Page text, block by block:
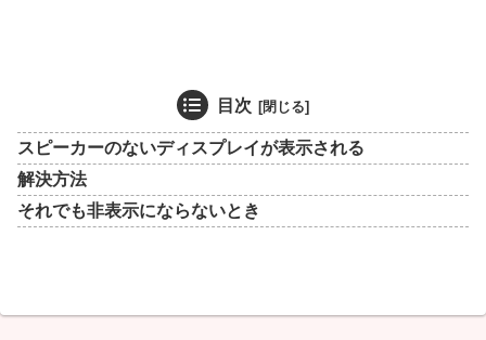
目次
スピーカーのないディスプレイが表示される
解決方法
それでも非表示にならないとき